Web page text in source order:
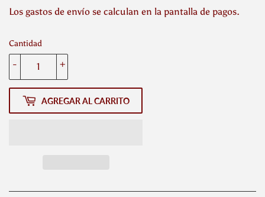
Los gastos de envío se calculan en la pantalla de pagos.
Cantidad
+
-
AGREGAR AL CARRITO